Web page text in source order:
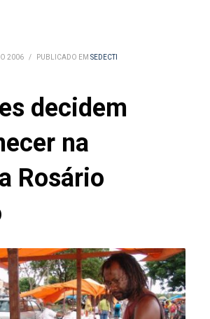
2006 / PUBLICADO EM SEDECTI
decidem
na
Rosário